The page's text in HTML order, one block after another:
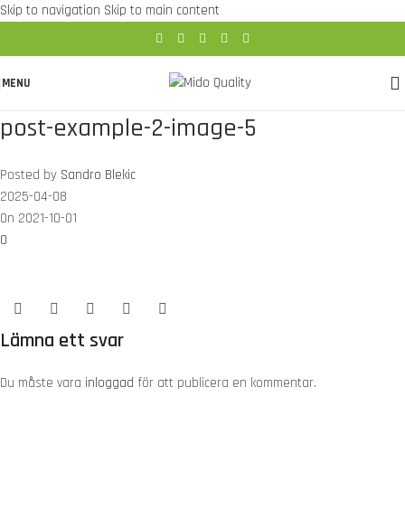
Skip to navigation Skip to main content
MENU
post-example-2-image-5
Posted by Sandro Blekic
2025-04-08
On 2021-10-01
0
Lämna ett svar
Du måste vara inloggad för att publicera en kommentar.